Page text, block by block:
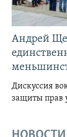
Андрей
Дискуссия
защиты прав